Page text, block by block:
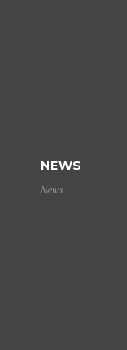
NEWS
News